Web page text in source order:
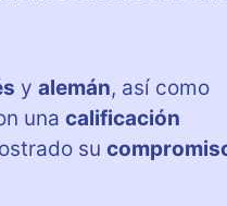
y alemán, así como
una calificación
su